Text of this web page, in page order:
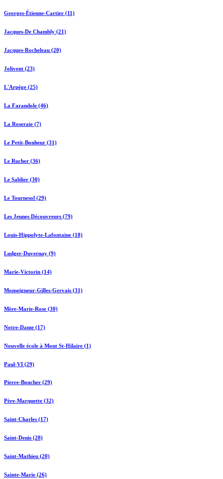
Georges-Étienne-Cartier (11)
Jacques-De Chambly (21)
Jacques-Rocheleau (20)
Jolivent (23)
L'Arpège (25)
La Farandole (46)
La Roseraie (7)
Le Petit-Bonheur (31)
Le Rucher (36)
Le Sablier (30)
Le Tournesol (29)
Les Jeunes Découvreurs (79)
Louis-Hippolyte-Lafontaine (18)
Ludger-Duvernay (9)
Marie-Victorin (14)
Monseigneur-Gilles-Gervais (31)
Mère-Marie-Rose (30)
Notre-Dame (17)
Nouvelle école à Mont St-Hilaire (1)
Paul-VI (29)
Pierre-Boucher (29)
Père-Marquette (32)
Saint-Charles (17)
Saint-Denis (28)
Saint-Mathieu (20)
Sainte-Marie (26)